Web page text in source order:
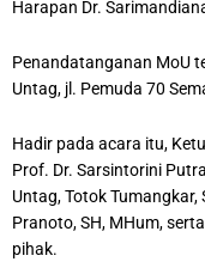
Harapan Dr.
Penandatanganan MoU
Untag, jl. Pemuda 70
Hadir pada acara itu,
Prof. Dr. Sarsintorini
Untag, Totok Tumangkar,
Pranoto, SH, MHum,
pihak.